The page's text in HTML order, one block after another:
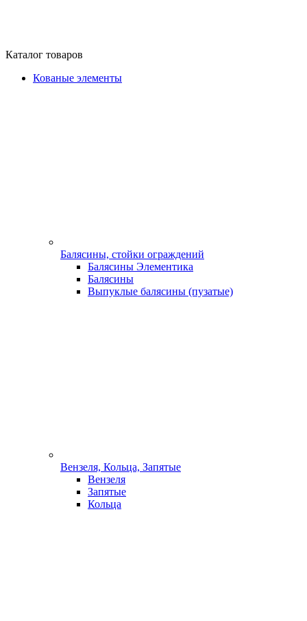
Каталог товаров
Кованые элементы
Балясины, стойки ограждений
Балясины Элементика
Балясины
Выпуклые балясины (пузатые)
Вензеля, Кольца, Запятые
Вензеля
Запятые
Кольца